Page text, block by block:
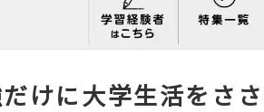
けに大学生活をさ